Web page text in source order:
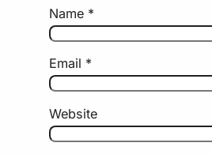
Name *
Email *
Website